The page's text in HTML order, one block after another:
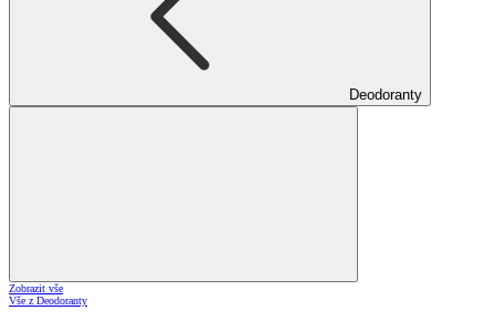
Deodoranty
Zobrazit vše
Vše z Deodoranty